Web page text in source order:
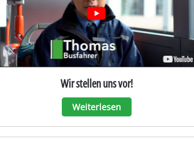
Wir stellen uns vor!
Weiterlesen